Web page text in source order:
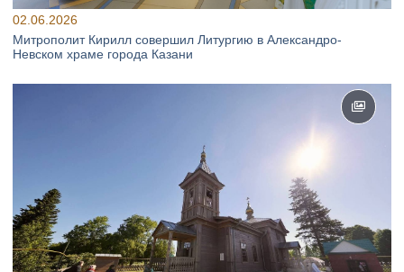
02.06.2026
Митрополит Кирилл совершил Литургию в Александро-
Невском храме города Казани